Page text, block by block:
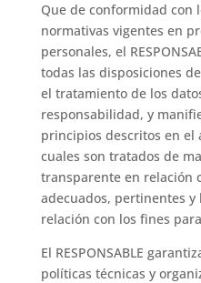
Que de conformidad con
normativas vigentes en
personales, el
todas las disposiciones
el tratamiento de los
responsabilidad, y
principios descritos en el
cuales son tratados de
transparente en relación
adecuados, pertinentes
relación con los fines
El RESPONSABLE
políticas técnicas y